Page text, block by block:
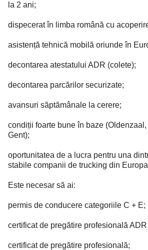
la 2 ani;
dispecerat în limba română cu
asistență tehnică mobilă oriunde în
decontarea atestatului ADR (colete);
decontarea parcărilor securizate;
avansuri săptămânale la cerere;
condiții foarte bune în baze (Oldenzaal,
Gent);
oportunitatea de a lucra pentru una
stabile companii de trucking din
Este necesar să ai:
permis de conducere categoriile C + E;
certificat de pregătire profesională
certificat de pregătire profesională;